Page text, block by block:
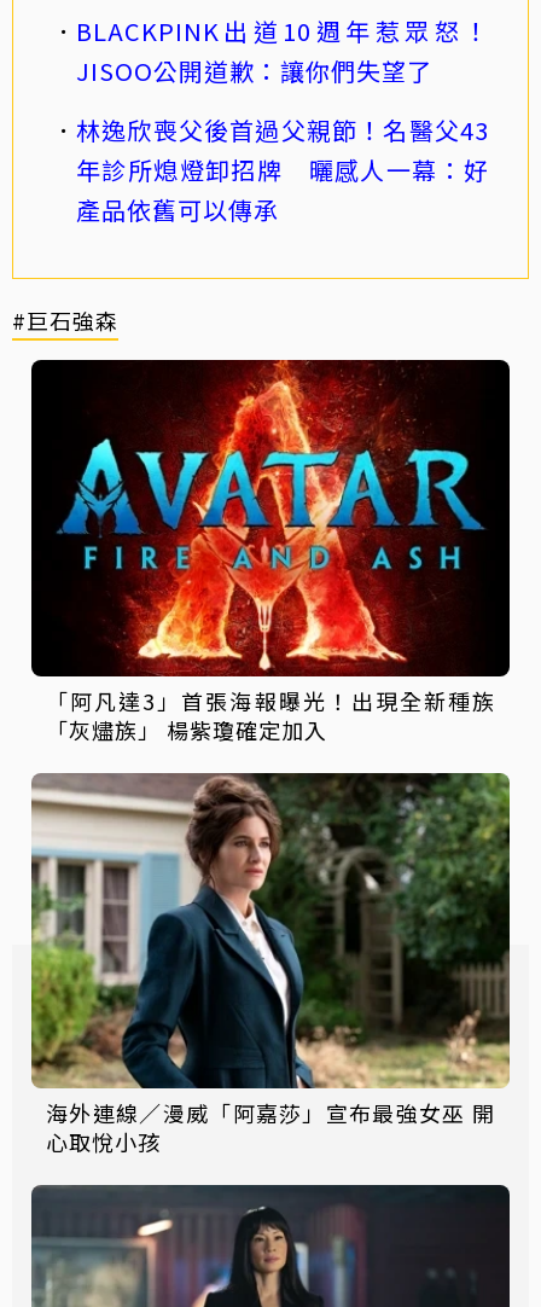
BLACKPINK出道10週年惹眾怒！
JISOO公開道歉：讓你們失望了
林逸欣喪父後首過父親節！名醫父43
年診所熄燈卸招牌 曬感人一幕：好
產品依舊可以傳承
#巨石強森
「阿凡達3」首張海報曝光！出現全新種族
「灰燼族」 楊紫瓊確定加入
海外連線／漫威「阿嘉莎」宣布最強女巫 開
心取悅小孩